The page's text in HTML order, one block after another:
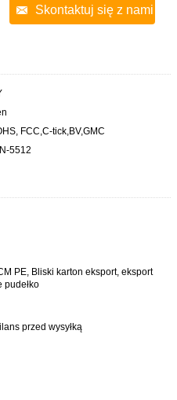
Skontaktuj się z nami
FCC,C-tick,BV,GMC
5512
PE, Bliski karton eksport, eksport
pudełko
przed wysyłką